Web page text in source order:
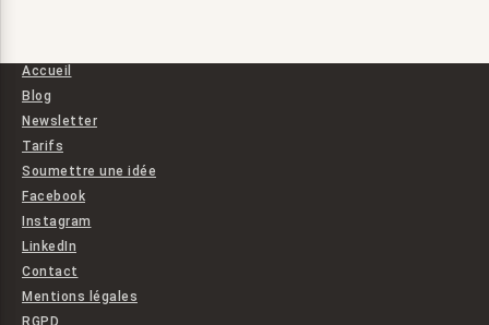
Accueil
Blog
Newsletter
Tarifs
Soumettre une idée
Facebook
Instagram
LinkedIn
Contact
Mentions légales
RGPD